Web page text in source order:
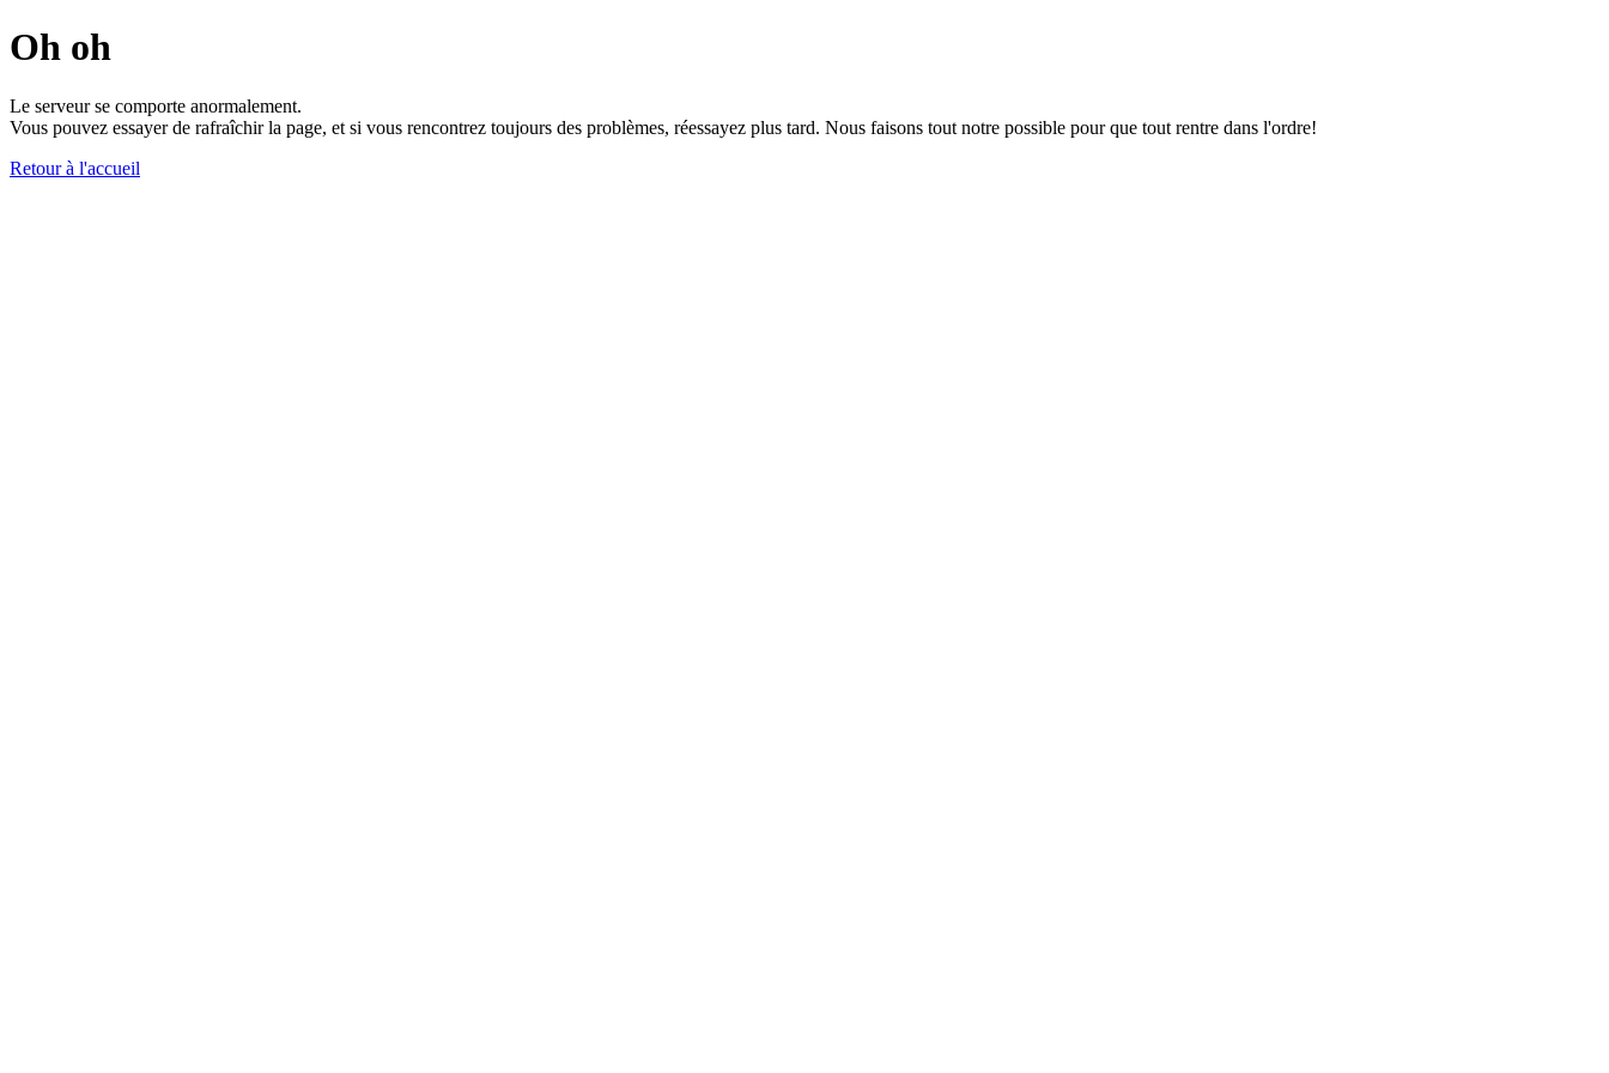
Oh oh
Le serveur se comporte anormalement.
Vous pouvez essayer de rafraîchir la page, et si vous rencontrez toujours des problèmes, réessayez plus tard. Nous faisons tout notre possible pour que tout rentre dans l'ordre!
Retour à l'accueil